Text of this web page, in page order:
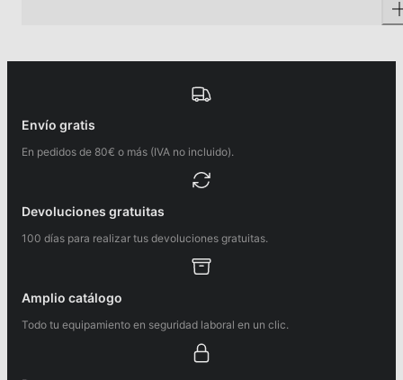
Envío gratis
En pedidos de 80€ o más (IVA no incluido).
Devoluciones gratuitas
100 días para realizar tus devoluciones gratuitas.
Amplio catálogo
Todo tu equipamiento en seguridad laboral en un clic.